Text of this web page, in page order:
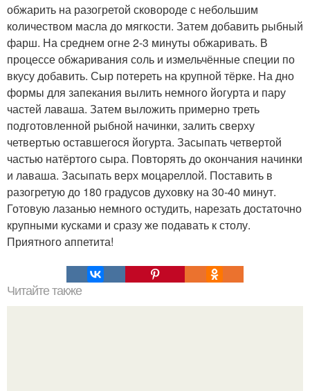
обжарить на разогретой сковороде с небольшим
количеством масла до мягкости. Затем добавить рыбный
фарш. На среднем огне 2-3 минуты обжаривать. В
процессе обжаривания соль и измельчённые специи по
вкусу добавить. Сыр потереть на крупной тёрке. На дно
формы для запекания вылить немного йогурта и пару
частей лаваша. Затем выложить примерно треть
подготовленной рыбной начинки, залить сверху
четвертью оставшегося йогурта. Засыпать четвертой
частью натёртого сыра. Повторять до окончания начинки
и лаваша. Засыпать верх моцареллой. Поставить в
разогретую до 180 градусов духовку на 30-40 минут.
Готовую лазанью немного остудить, нарезать достаточно
крупными кусками и сразу же подавать к столу.
Приятного аппетита!
Читайте также